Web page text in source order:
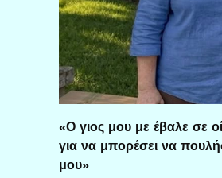
«Ο γιος μου με έβαλε σε
για να μπορέσει να
μου»